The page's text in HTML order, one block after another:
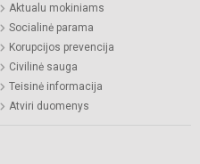
Aktualu mokiniams
Socialinė parama
Korupcijos prevencija
Civilinė sauga
Teisinė informacija
Atviri duomenys